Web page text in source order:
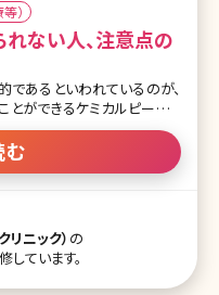
）
れない人、注意点の
であるといわれているのが、
ができるケミカルピーリン
まっている古い角質を薬品の
という方法であるため、適切
周期を正常化させる効果を
グを受けることができない人
善など様々な効果が期待でき
娠中の方など以外にも、角質
に深くなりますので、前日の
ニック） の
しています。